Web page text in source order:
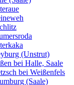
(Unstrut)
bei Halle, Saale
bei Weißenfels
(Saale)